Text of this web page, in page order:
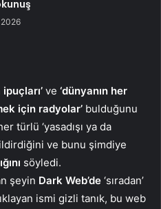
ve ‘dünyanın her
için radyolar’ bulduğunu
türlü ‘yasadışı ya da
ve bunu şimdiye
söyledi.
şeyin Dark Web’de ‘sıradan’
ismi gizli tanık, bu web